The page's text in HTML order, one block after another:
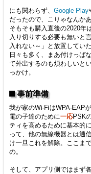
にも関わらず、 Google Play
だったので、こりゃなんか
そもそも購入直後の2020年
入り切りする必要も無いと
入れない～」と放置してい
日々も多く、まあ付けっぱ
て外出するのも煩わしいと
っかけ。
事前準備
我が家のWi-FiはWPA-EAP
電の子達のために一応PSK
ティを高めるために基本的
って、他の無線機器とは通
け一旦これを解除。ここま
の。
そして、アプリ側ではまず